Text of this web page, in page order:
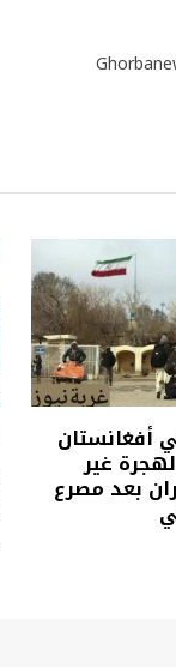
أفغانستان
غير
بعد مصرع